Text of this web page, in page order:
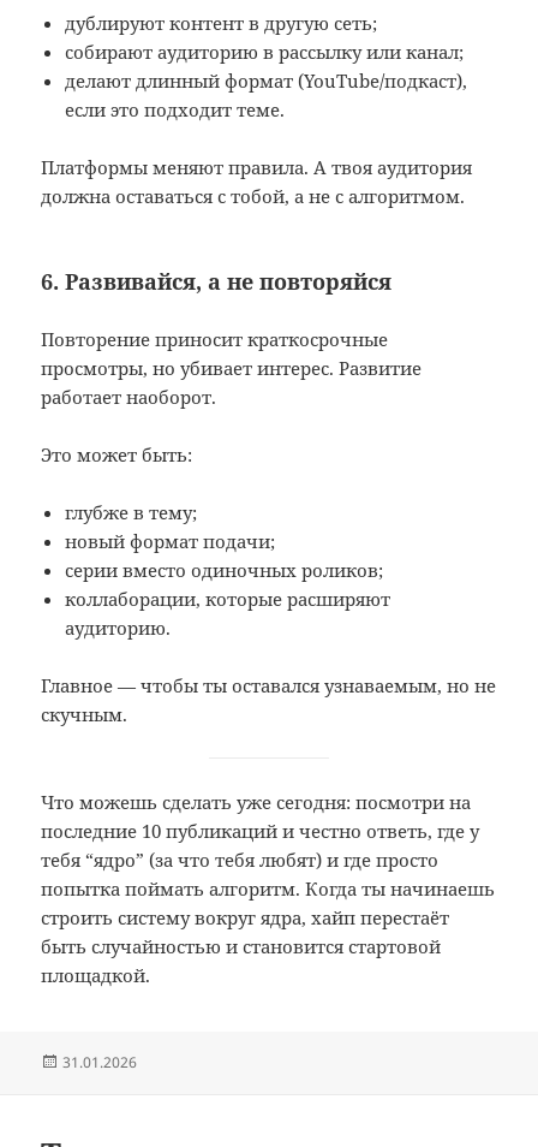
дублируют контент в другую сеть;
собирают аудиторию в рассылку или канал;
делают длинный формат (YouTube/подкаст),
если это подходит теме.
Платформы меняют правила. А твоя аудитория
должна оставаться с тобой, а не с алгоритмом.
6. Развивайся, а не повторяйся
Повторение приносит краткосрочные
просмотры, но убивает интерес. Развитие
работает наоборот.
Это может быть:
глубже в тему;
новый формат подачи;
серии вместо одиночных роликов;
коллаборации, которые расширяют
аудиторию.
Главное — чтобы ты оставался узнаваемым, но не
скучным.
Что можешь сделать уже сегодня: посмотри на
последние 10 публикаций и честно ответь, где у
тебя “ядро” (за что тебя любят) и где просто
попытка поймать алгоритм. Когда ты начинаешь
строить систему вокруг ядра, хайп перестаёт
быть случайностью и становится стартовой
площадкой.
Опубликовано
31.01.2026